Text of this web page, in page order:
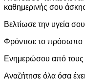
καθημερινής σου
Βελτίωσε την υγεία
Φρόντισε το πρόσωπο
Ενημερώσου από τους
Αναζήτησε όλα όσα